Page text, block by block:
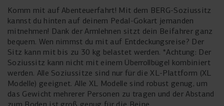
Komm mit auf Abenteuerfahrt! Mit dem BERG-Soziussitz
kannst du hinten auf deinem Pedal-Gokart jemanden
mitnehmen! Dank der Armlehnen sitzt dein Beifahrer ganz
bequem. Wen nimmst du mit auf Entdeckungsreise? Der
Sitz kann mit bis zu 30 kg belastet werden. *Achtung: Der
Soziussitz kann nicht mit einem Überrollbügel kombiniert
werden. Alle Soziussitze sind nur für die XL-Plattform (XL
Modelle) geeignet. Alle XL Modelle sind robust genug, um
das Gewicht mehrerer Personen zu tragen und der Abstand